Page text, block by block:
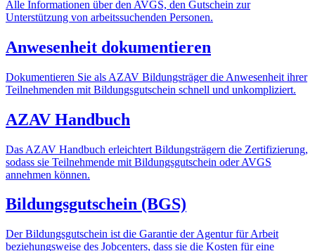
Alle Informationen über den AVGS, den Gutschein zur
Unterstützung von arbeitssuchenden Personen.
Anwesenheit dokumentieren
Dokumentieren Sie als AZAV Bildungsträger die Anwesenheit ihrer
Teilnehmenden mit Bildungsgutschein schnell und unkompliziert.
AZAV Handbuch
Das AZAV Handbuch erleichtert Bildungsträgern die Zertifizierung,
sodass sie Teilnehmende mit Bildungsgutschein oder AVGS
annehmen können.
Bildungsgutschein (BGS)
Der Bildungsgutschein ist die Garantie der Agentur für Arbeit
beziehungsweise des Jobcenters, dass sie die Kosten für eine